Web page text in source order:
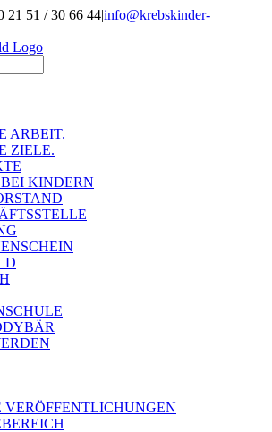
21 51 / 30 66 44|info@krebskinder-
ARBEIT.
ZIELE.
KINDERN
VERÖFFENTLICHUNGEN